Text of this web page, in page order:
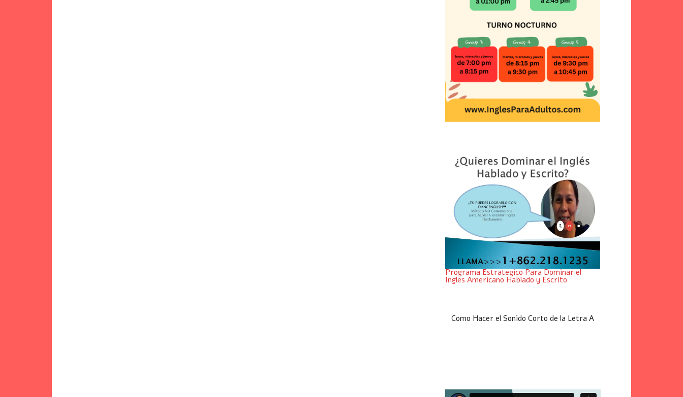
Programa Estrategico Para Dominar el
Ingles Americano Hablado y Escrito
Como Hacer el Sonido Corto de la Letra A